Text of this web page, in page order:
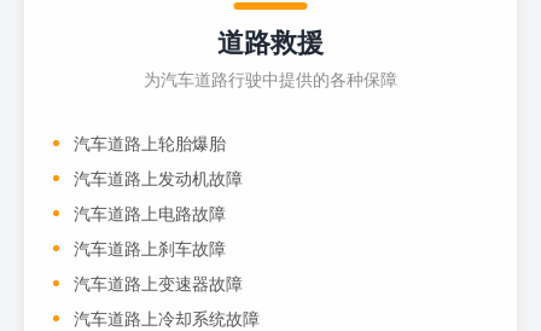
道路救援
为汽车道路行驶中提供的各种保障
汽车道路上轮胎爆胎
汽车道路上发动机故障
汽车道路上电路故障
汽车道路上刹车故障
汽车道路上变速器故障
汽车道路上冷却系统故障